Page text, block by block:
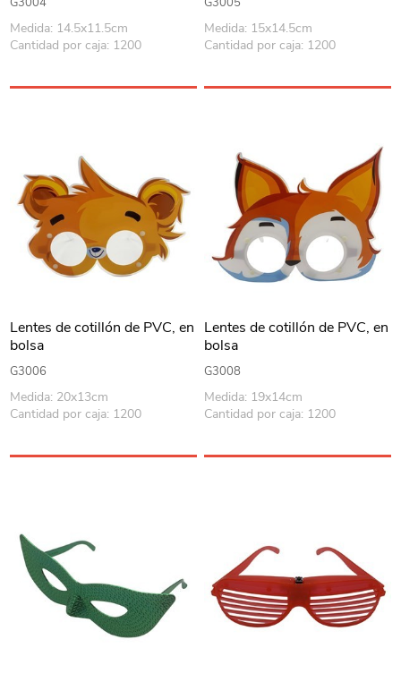
Medida: 14.5x11.5cm
Cantidad por caja: 1200
Medida: 15x14.5cm
Cantidad por caja: 1200
Lentes de cotillón de PVC, en
bolsa
G3006
Medida: 20x13cm
Cantidad por caja: 1200
Lentes de cotillón de PVC, en
bolsa
G3008
Medida: 19x14cm
Cantidad por caja: 1200